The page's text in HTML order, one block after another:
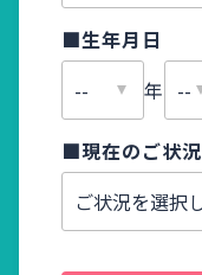
■生年月日
年
■現在のご状況